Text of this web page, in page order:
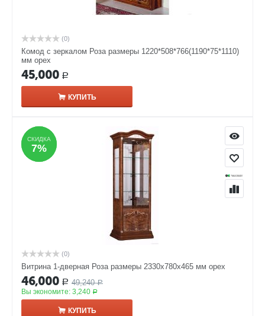
(0)
Комод с зеркалом Роза размеры 1220*508*766(1190*75*1110)
мм орех
45,000 Р
КУПИТЬ
СКИДКА
7%
СКИДКА
7%
(0)
Витрина 1-дверная Роза размеры 2330x780x465 мм орех
46,000 Р 49,240 Р
Вы экономите: 3,240 Р
КУПИТЬ